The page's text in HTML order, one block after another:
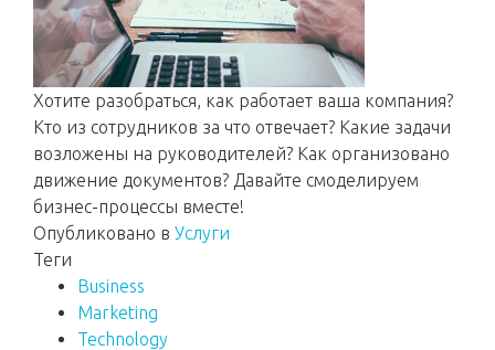
Хотите разобраться, как работает ваша компания?
Кто из сотрудников за что отвечает? Какие задачи
возложены на руководителей? Как организовано
движение документов? Давайте смоделируем
бизнес-процессы вместе!
Опубликовано в Услуги
Теги
Business
Marketing
Technology